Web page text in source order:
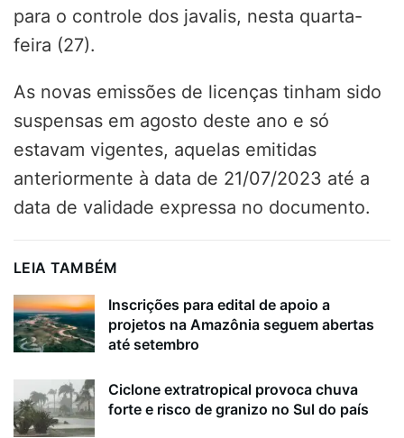
para o controle dos javalis, nesta quarta-
feira (27).
As novas emissões de licenças tinham sido
suspensas em agosto deste ano e só
estavam vigentes, aquelas emitidas
anteriormente à data de 21/07/2023 até a
data de validade expressa no documento.
LEIA TAMBÉM
Inscrições para edital de apoio a
projetos na Amazônia seguem abertas
até setembro
Ciclone extratropical provoca chuva
forte e risco de granizo no Sul do país